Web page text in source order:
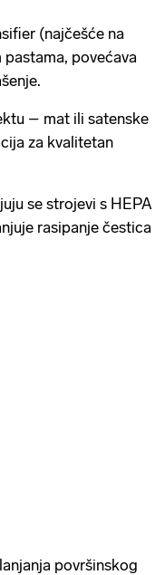
(najčešće na
povećava
– mat ili satenske
za kvalitetan
se strojevi s HEPA
rasipanje čestica
površinskog